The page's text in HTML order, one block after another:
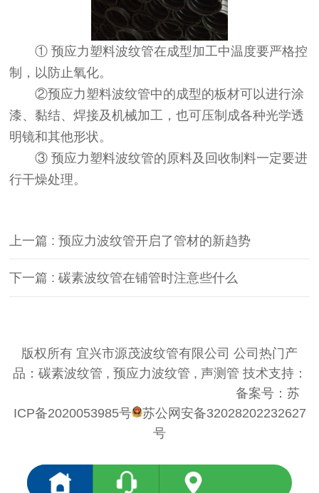
① 预应力塑料波纹管在成型加工中温度要严格控
制，以防止氧化。
②预应力塑料波纹管中的成型的板材可以进行涂
漆、黏结、焊接及机械加工，也可压制成各种光学透
明镜和其他形状。
③ 预应力塑料波纹管的原料及回收制料一定要进
行干燥处理。
上一篇 : 预应力波纹管开启了管材的新趋势
下一篇 : 碳素波纹管在铺管时注意些什么
版权所有 宜兴市源茂波纹管有限公司 公司热门产
品：碳素波纹管 , 预应力波纹管 , 声测管 技术支持：
备案号： 苏
ICP备2020053985号
苏公网安备32028202232627
号